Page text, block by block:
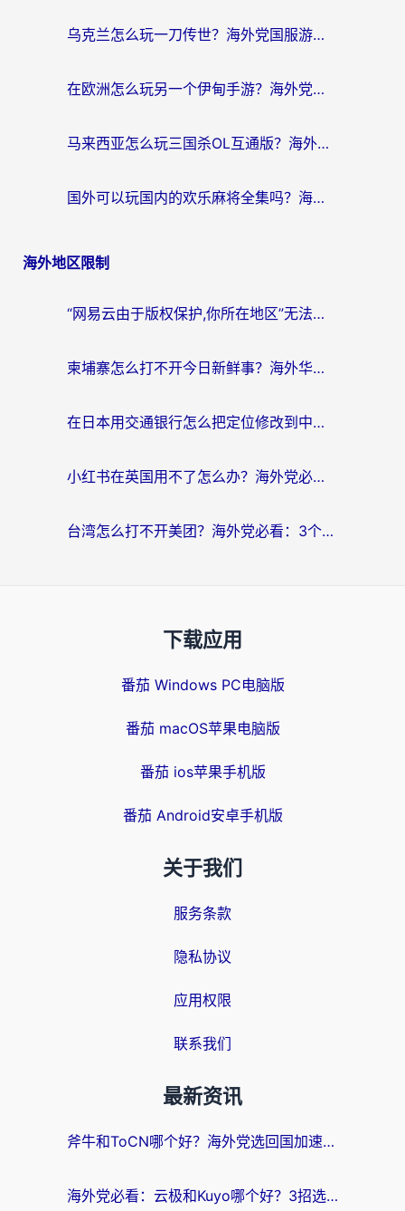
乌克兰怎么玩一刀传世？海外党国服游戏加速终极指南（附天下-异兽山海街头篮球实测）
在欧洲怎么玩另一个伊甸手游？海外党亲测有效的国服游戏加速指南
马来西亚怎么玩三国杀OL互通版？海外党必看的国服游戏加速器避坑指南
国外可以玩国内的欢乐麻将全集吗？海外党亲测有效的国服游戏加速指南
海外地区限制
“网易云由于版权保护,你所在地区”无法播放？海外党听国内音乐听书的加速器选择指南
柬埔寨怎么打不开今日新鲜事？海外华人追剧看新闻的加速器选择指南
在日本用交通银行怎么把定位修改到中国国内？海外党必备实用指南（附追剧支付社交全解）
小红书在英国用不了怎么办？海外党必看的回国加速解决方案
台湾怎么打不开美团？海外党必看：3个实用技巧解决国内App地区限制难题
下载应用
番茄 Windows PC电脑版
番茄 macOS苹果电脑版
番茄 ios苹果手机版
番茄 Android安卓手机版
关于我们
服务条款
隐私协议
应用权限
联系我们
最新资讯
斧牛和ToCN哪个好？海外党选回国加速器的避坑指南（附免费工具推荐）
海外党必看：云极和Kuyo哪个好？3招选对回国加速器，无缝刷国内资源